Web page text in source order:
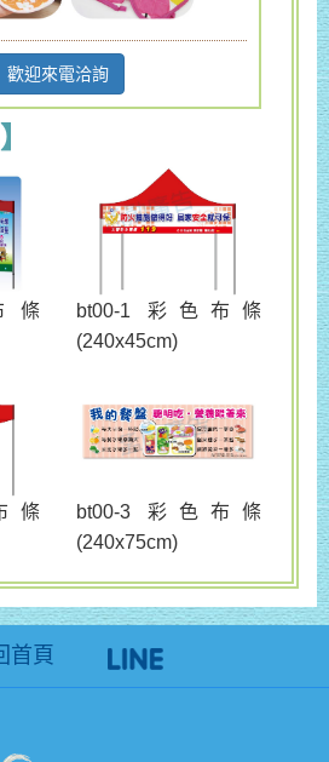
歡迎來電洽詢
條
bt00-1 彩色布條
(240x45cm)
條
bt00-3 彩色布條
(240x75cm)
首頁